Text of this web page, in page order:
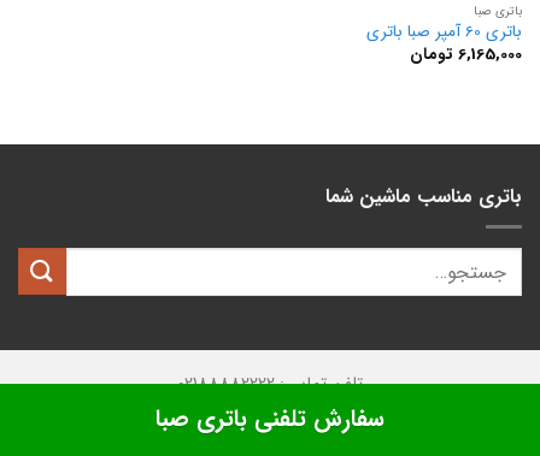
باتری صبا
باتری 60 آمپر صبا باتری
6,165,000 تومان
باتری مناسب ماشین شما
تلفن تماس: 02188882222
تمامی حقوق این وبسایت متعلق بهکیان باتری
سفارش تلفنی باتری صبا